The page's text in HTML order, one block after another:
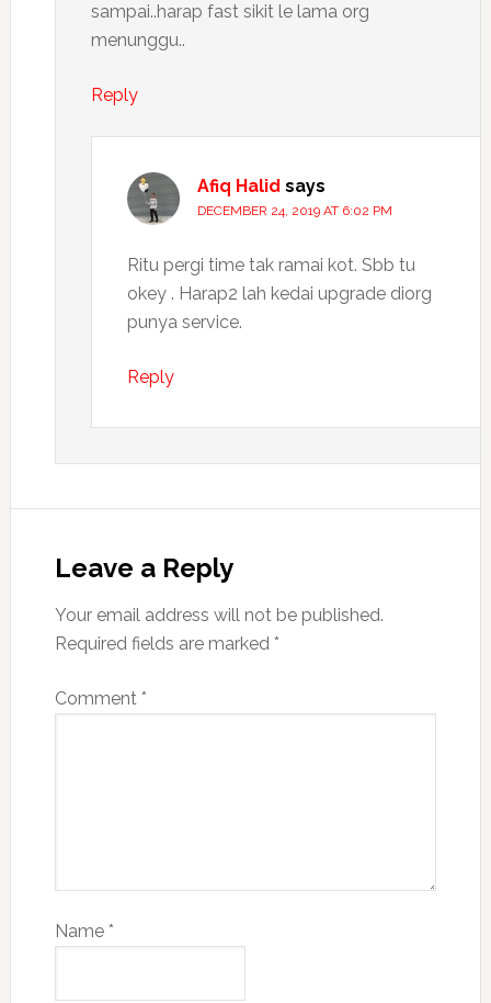
sampai..harap fast sikit le lama org
menunggu..
Reply
Afiq Halid says
DECEMBER 24, 2019 AT 6:02 PM
Ritu pergi time tak ramai kot. Sbb tu
okey . Harap2 lah kedai upgrade diorg
punya service.
Reply
Leave a Reply
Your email address will not be published.
Required fields are marked *
Comment *
Name *